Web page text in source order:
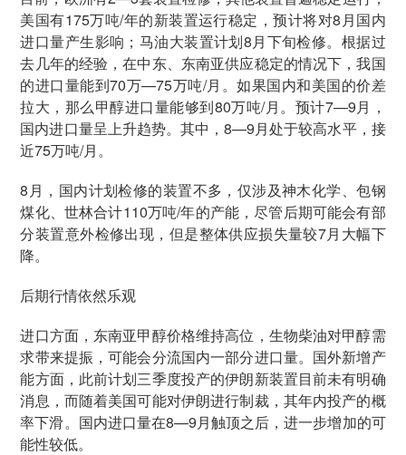
美国有175万吨/年的新装置运行稳定，预计将对8月国内
进口量产生影响；马油大装置计划8月下旬检修。根据过
去几年的经验，在中东、东南亚供应稳定的情况下，我国
的进口量能到70万—75万吨/月。如果国内和美国的价差
拉大，那么甲醇进口量能够到80万吨/月。预计7—9月，
国内进口量呈上升趋势。其中，8—9月处于较高水平，接
近75万吨/月。
8月，国内计划检修的装置不多，仅涉及神木化学、包钢
煤化、世林合计110万吨/年的产能，尽管后期可能会有部
分装置意外检修出现，但是整体供应损失量较7月大幅下
降。
后期行情依然乐观
进口方面，东南亚甲醇价格维持高位，生物柴油对甲醇需
求带来提振，可能会分流国内一部分进口量。国外新增产
能方面，此前计划三季度投产的伊朗新装置目前未有明确
消息，而随着美国可能对伊朗进行制裁，其年内投产的概
率下滑。国内进口量在8—9月触顶之后，进一步增加的可
能性较低。